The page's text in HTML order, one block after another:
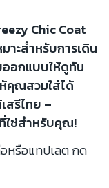
Chic Coat
าะสำหรับการเดิน
ออกแบบให้ดูทัน
คุณสวมใส่ได้
สรีไทย –
ใช่สำหรับคุณ!
หรือแทปเลต กด